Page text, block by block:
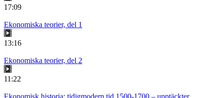
17:09
Ekonomiska teorier, del 1
13:16
Ekonomiska teorier, del 2
11:22